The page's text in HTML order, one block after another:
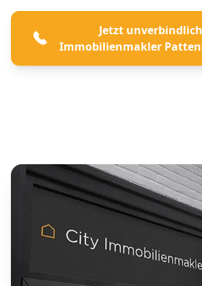
Jetzt
Immobilienmakler
lassen